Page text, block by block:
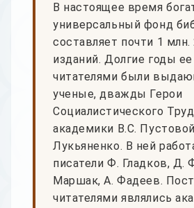
В настоящее время
универсальный фонд
составляет почти 1
изданий. Долгие годы
читателями были
ученые, дважды Герои
Социалистического
академики В.С.
Лукьяненко. В ней
писатели Ф. Гладков, Д.
Маршак, А. Фадеев.
читателями являлись